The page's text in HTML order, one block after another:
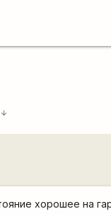
arrow_downward
хорошее на